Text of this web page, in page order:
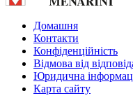
Домашня
Контакти
Конфіденційність
Відмова від
Юридична
Карта сайту